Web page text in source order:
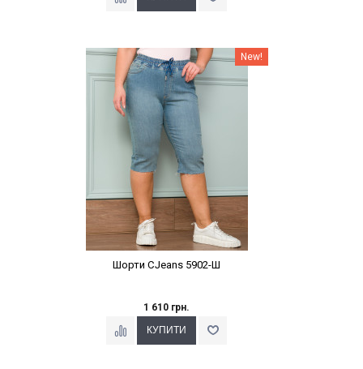
Наклейки Варіант з % New!
Шорти CJeans 5902-Ш
1 610 грн.